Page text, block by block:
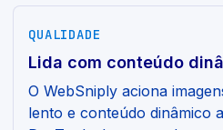
QUALIDADE
Lida com conteúdo
O WebSniply aciona
lento e conteúdo dinâmico